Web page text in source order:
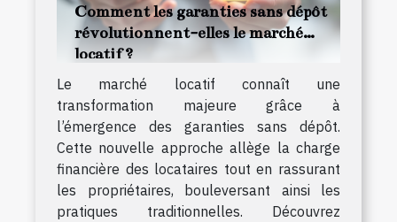
Comment les garanties sans dépôt
révolutionnent-elles le marché
locatif ?
Le marché locatif connaît une
transformation majeure grâce à
l’émergence des garanties sans dépôt.
Cette nouvelle approche allège la charge
financière des locataires tout en rassurant
les propriétaires, bouleversant ainsi les
pratiques traditionnelles. Découvrez